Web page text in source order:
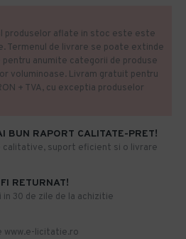
BUN RAPORT CALITATE-PRET!
calitative, suport eficient si o livrare
RETURNAT!
30 de zile de la achizitie
www.e-licitatie.ro
produselor aflate in stoc este este
Termenul de livrare se poate extinde
anumite categorii de produse
voluminoase. Livram gratuit pentru
+ TVA, cu exceptia produselor